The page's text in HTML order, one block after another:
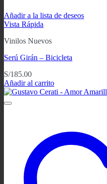
Añadir a la lista de deseos
Vista Rápida
Vinilos Nuevos
Serú Girán – Bicicleta
S/185.00
Añadir al carrito